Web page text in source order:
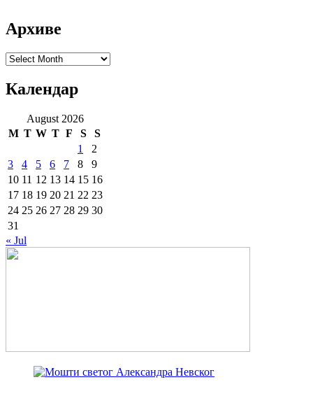
Архиве
Архиве
Календар
August 2026
M T W T F S
S
1
2
3
4 5 6 7 8
9
10 11 12 13 14 15 16
17 18 19 20 21 22 23
24 25 26 27 28 29 30
31
« Jul